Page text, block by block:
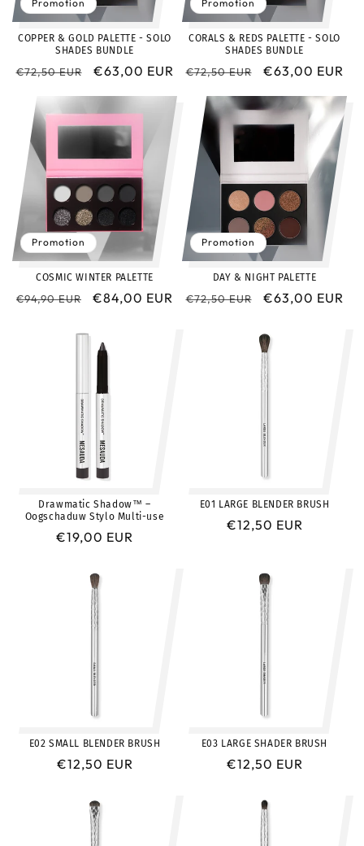
Promotion
COPPER & GOLD PALETTE - SOLO
SHADES BUNDLE
Prix
€72,50 EUR
Prix
€63,00 EUR
Promotion
CORALS & REDS PALETTE - SOLO
SHADES BUNDLE
Prix
€72,50 EUR
Prix
€63,00 EUR
Promotion
COSMIC WINTER PALETTE
Prix
€94,90 EUR
Prix
€84,00 EUR
Promotion
DAY & NIGHT PALETTE
Prix
€72,50 EUR
Prix
€63,00 EUR
Drawmatic Shadow™ –
Oogschaduw Stylo Multi-use
Prix
€19,00 EUR
E01 LARGE BLENDER BRUSH
Prix
€12,50 EUR
E02 SMALL BLENDER BRUSH
Prix
€12,50 EUR
E03 LARGE SHADER BRUSH
Prix
€12,50 EUR